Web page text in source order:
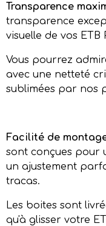
Transparence
transparence
visuelle de vos ETB
Vous pourrez
avec une netteté
sublimées par nos
Facilité de
sont conçues pour
un ajustement
tracas.
Les boites sont
qu'à glisser votre